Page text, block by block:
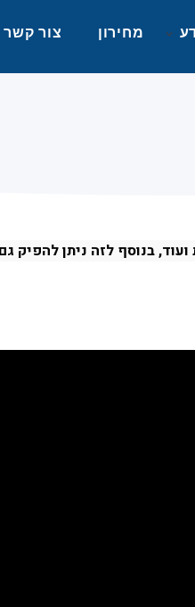
מחירון צור קשר
בנוסף לזה ניתן להפיק